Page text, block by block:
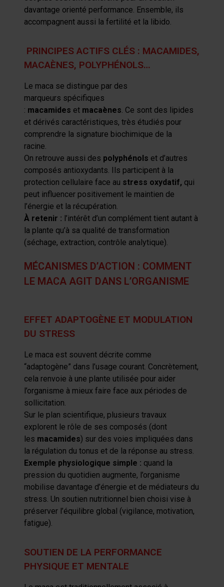
davantage orienté performance. Ensemble, ils
accompagnent aussi la fertilité et la libido.
PRINCIPES ACTIFS CLÉS : MACAMIDES,
MACAÈNES, POLYPHÉNOLS…
Le maca se distingue par des
marqueurs spécifiques
: macamides et macaènes. Ce sont des lipides
et dérivés caractéristiques, très étudiés pour
comprendre la signature biochimique de la
racine.
On retrouve aussi des polyphénols et d’autres
composés antioxydants. Ils participent à la
protection cellulaire face au stress oxydatif, qui
peut influencer positivement le maintien de
l’énergie et la récupération.
À retenir : l’intérêt d’un complément tient autant à
la plante qu’à sa qualité de transformation
(séchage, extraction, contrôle analytique).
MÉCANISMES D’ACTION : COMMENT
LE MACA AGIT DANS L’ORGANISME
EFFET ADAPTOGÈNE ET MODULATION
DU STRESS
Le maca est souvent décrite comme
“adaptogène” dans l’usage courant. Concrètement,
cela renvoie à une plante utilisée pour aider
l’organisme à mieux faire face aux périodes de
sollicitation.
Sur le plan scientifique, plusieurs travaux
explorent le rôle de ses composés (dont
les macamides) sur des voies impliquées dans
la régulation du tonus et de la réponse au stress.
Exemple physiologique simple : quand la
pression du quotidien augmente, l’organisme
mobilise davantage d’énergie et de médiateurs du
stress. Un soutien nutritionnel bien choisi vise à
préserver l’équilibre global (vigilance, motivation,
fatigue).
SOUTIEN DE LA PERFORMANCE
PHYSIQUE ET MENTALE